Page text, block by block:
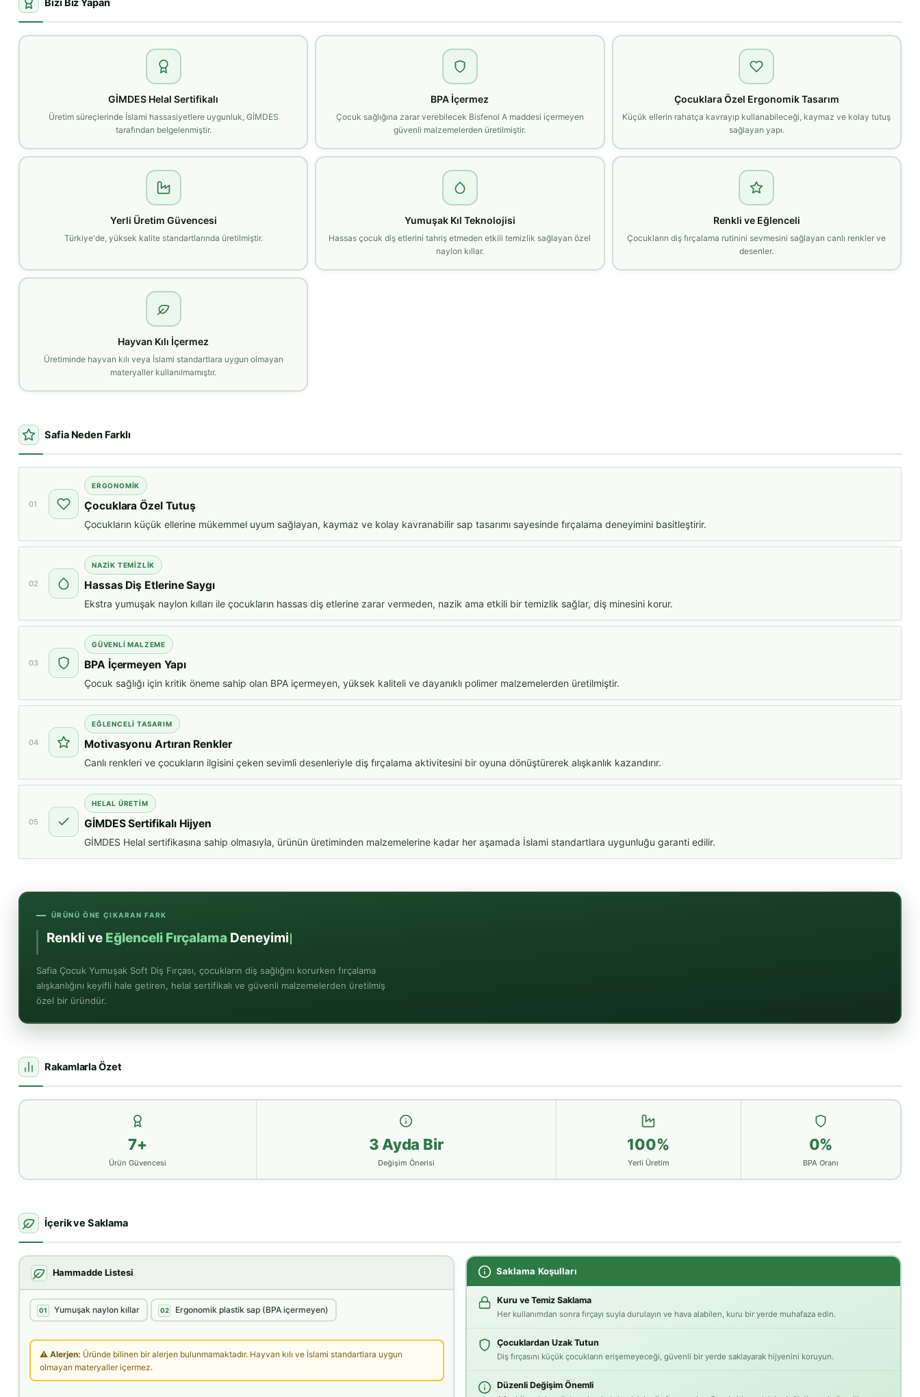
Bizi Biz Yapan
GİMDES Helal Sertifikalı
Üretim süreçlerinde İslami hassasiyetlere uygunluk, GİMDES
tarafından belgelenmiştir.
BPA İçermez
Çocuk sağlığına zarar verebilecek Bisfenol A maddesi içermeyen
güvenli malzemelerden üretilmiştir.
Çocuklara Özel Ergonomik Tasarım
Küçük ellerin rahatça kavrayıp kullanabileceği, kaymaz ve kolay tutuş
sağlayan yapı.
Yerli Üretim Güvencesi
Türkiye'de, yüksek kalite standartlarında üretilmiştir.
Yumuşak Kıl Teknolojisi
Hassas çocuk diş etlerini tahriş etmeden etkili temizlik sağlayan özel
naylon kıllar.
Renkli ve Eğlenceli
Çocukların diş fırçalama rutinini sevmesini sağlayan canlı renkler ve
desenler.
Hayvan Kılı İçermez
Üretiminde hayvan kılı veya İslami standartlara uygun olmayan
materyaller kullanılmamıştır.
Safia Neden Farklı
01
ERGONOMIK
Çocuklara Özel Tutuş
Çocukların küçük ellerine mükemmel uyum sağlayan, kaymaz ve kolay kavranabilir sap tasarımı sayesinde fırçalama deneyimini basitleştirir.
02
NAZIK TEMIZLIK
Hassas Diş Etlerine Saygı
Ekstra yumuşak naylon kılları ile çocukların hassas diş etlerine zarar vermeden, nazik ama etkili bir temizlik sağlar, diş minesini korur.
03
GÜVENLI MALZEME
BPA İçermeyen Yapı
Çocuk sağlığı için kritik öneme sahip olan BPA içermeyen, yüksek kaliteli ve dayanıklı polimer malzemelerden üretilmiştir.
04
EĞLENCELI TASARIM
Motivasyonu Artıran Renkler
Canlı renkleri ve çocukların ilgisini çeken sevimli desenleriyle diş fırçalama aktivitesini bir oyuna dönüştürerek alışkanlık kazandırır.
05
HELAL ÜRETIM
GİMDES Sertifikalı Hijyen
GİMDES Helal sertifikasına sahip olmasıyla, ürünün üretiminden malzemelerine kadar her aşamada İslami standartlara uygunluğu garanti edilir.
ÜRÜNÜ ÖNE ÇIKARAN FARK
Renkli ve Eğlenceli Fırçalama Deneyimi
Safia Çocuk Yumuşak Soft Diş Fırçası, çocukların diş sağlığını korurken fırçalama
alışkanlığını keyifli hale getiren, helal sertifikalı ve güvenli malzemelerden üretilmiş
özel bir üründür.
Rakamlarla Özet
7+
Ürün Güvencesi
3 Ayda Bir
Değişim Önerisi
100%
Yerli Üretim
0%
BPA Oranı
İçerik ve Saklama
Hammadde Listesi
01 Yumuşak naylon kıllar 02 Ergonomik plastik sap (BPA içermeyen)
⚠ Alerjen: Üründe bilinen bir alerjen bulunmamaktadır. Hayvan kılı ve İslami standartlara uygun
olmayan materyaller içermez.
Saklama Koşulları
Kuru ve Temiz Saklama
Her kullanımdan sonra fırçayı suyla durulayın ve hava alabilen, kuru bir yerde muhafaza edin.
Çocuklardan Uzak Tutun
Diş fırçasını küçük çocukların erişemeyeceği, güvenli bir yerde saklayarak hijyenini koruyun.
Düzenli Değişim Önemli